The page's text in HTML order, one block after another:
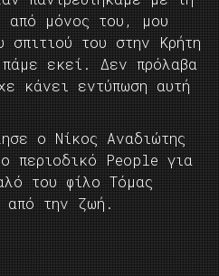
από μόνος του, μου
του στην Κρήτη
εκεί. Δεν πρόλαβα
κάνει εντύπωση αυτή
ο Νίκος Αναδιώτης
περιοδικό People για
του φίλο Τόμας
από την ζωή.